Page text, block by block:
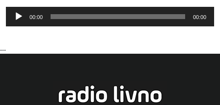
Reproduktor
audiozapisa
00:00 00:00
...